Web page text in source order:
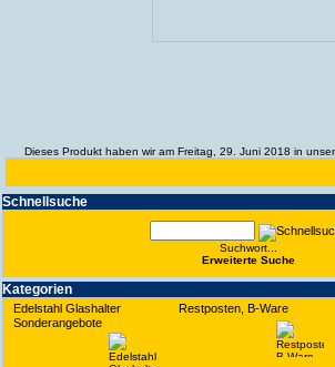
Schnell­suche
Suchwort...
Erwei­terte Suche
Kate­gorien
Edelstahl Glashalter
Sonderangebote
Restposten, B-Ware
Dieses Produkt haben wir am Freitag, 29. Juni 2018 in